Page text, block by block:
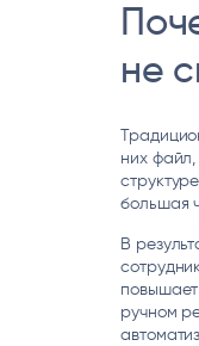
не
них
большая
В
ручном